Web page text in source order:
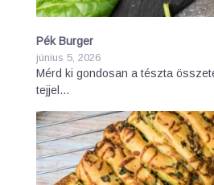
Pék Burger
június 5, 2026
Mérd ki gondosan a tészta
tejjel…